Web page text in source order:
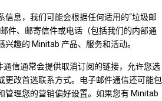
信息，我们可能会根据任何适用的“垃圾邮
件、邮寄信件或电话（包括我们的内部通
趣的 Minitab 产品、服务和活动。
信通常会提供取消订阅的链接，允许您选
更改首选联系方式。电子邮件通信还可能包
管理您的营销偏好设置。如果您有 Minitab